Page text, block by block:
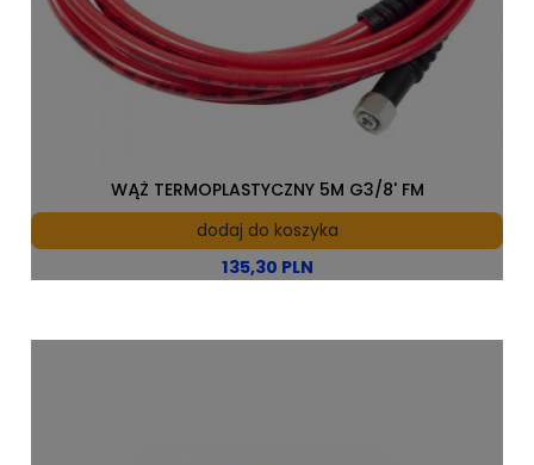
135,30 PLN
WĄŻ TERMOPLASTYCZNY 5M G3/8' FM
dodaj do koszyka